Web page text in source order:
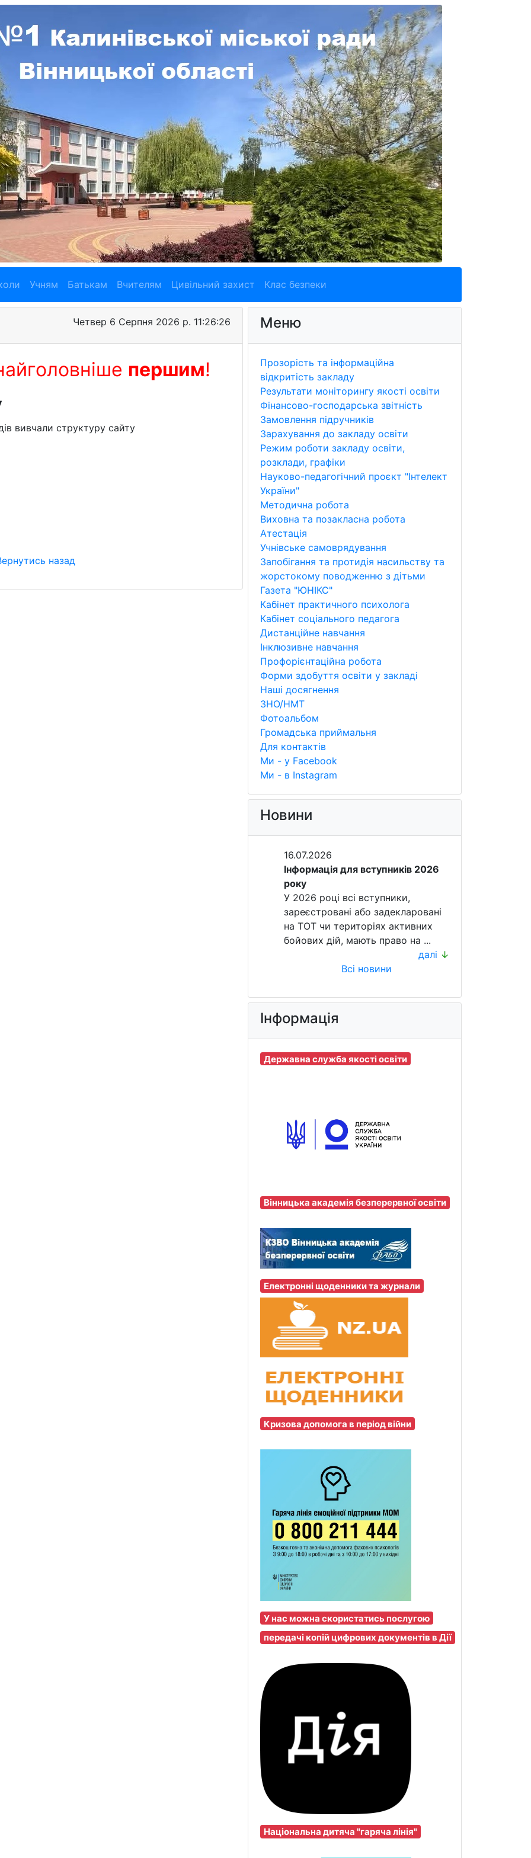
Учням Батькам Вчителям Цивільний захист Клас безпеки
Четвер 6 Серпня 2026 р. 11:26:27
першим!
вивчали структуру сайту
назад
Меню
Прозорість та інформаційна
відкритість закладу
Результати моніторингу якості освіти
Фінансово-господарська звітність
Замовлення підручників
Зарахування до закладу освіти
Режим роботи закладу освіти,
розклади, графіки
Науково-педагогічний проєкт "Інтелект
України"
Методична робота
Виховна та позакласна робота
Атестація
Учнівське самоврядування
Запобігання та протидія насильству та
жорстокому поводженню з дітьми
Газета "ЮНІКС"
Кабінет практичного психолога
Кабінет соціального педагога
Дистанційне навчання
Інклюзивне навчання
Профорієнтаційна робота
Форми здобуття освіти у закладі
Наші досягнення
ЗНО/НМТ
Фотоальбом
Громадська приймальня
Для контактів
Ми - у Facebook
Ми - в Instagram
Новини
16.07.2026
Інформація для вступників 2026
року
У 2026 році всі вступники,
зареєстровані або задекларовані
на ТОТ чи територіях активних
бойових дій, мають право на ...
далі ↓
Всі новини
Інформація
Державна служба якості освіти
Вінницька академія безперервної освіти
Електронні щоденники та журнали
Кризова допомога в період війни
У нас можна скористатись послугою
передачі копій цифрових документів в Дії
Національна дитяча "гаряча лінія"